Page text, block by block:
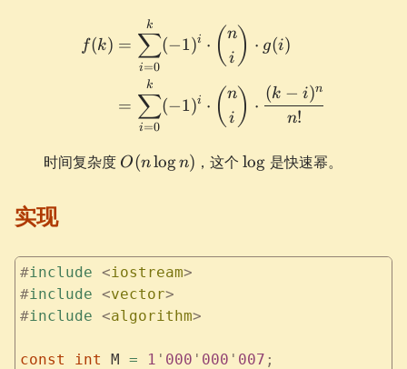
\begin{aligned} f(k)
f(k) =
i=0
∑
k
(−1)i ⋅ (i
n ) ⋅ g(i)
=
i=0
∑
k
(−1)i ⋅ (i
n ) ⋅
n!
(k − i)n
时间复杂度 O(n\log
O(nlogn) ，这个\log
log 是快速幂。
实现
#include <iostream>
#include <vector>
#include <algorithm>
const int M = 1 ' 000 ' 000 ' 007 ;